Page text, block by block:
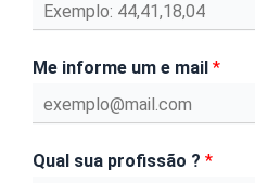
Me informe um e mail *
Qual sua profissão ? *